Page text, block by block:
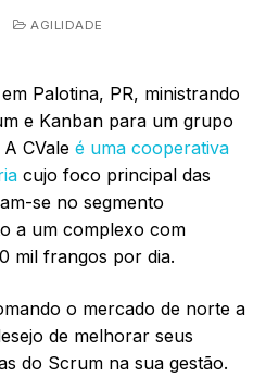
AGILIDADE
Palotina, PR, ministrando
e Kanban para um grupo
CVale é uma cooperativa
cujo foco principal das
se no segmento
a um complexo com
mil frangos por dia.
o mercado de norte a
de melhorar seus
do Scrum na sua gestão.